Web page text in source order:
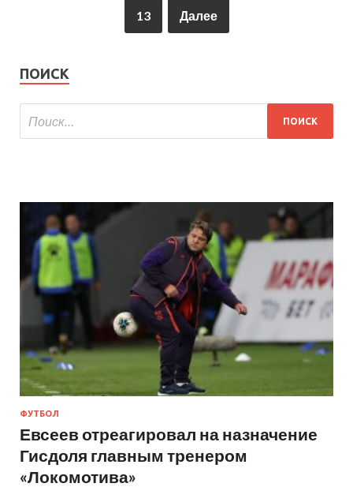
13 Далее
ПОИСК
ФУТБОЛ
Евсеев отреагировал на назначение
Гисдоля главным тренером
«Локомотива»